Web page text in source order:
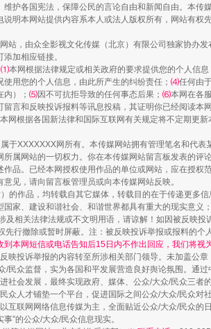
护各国宪法，保障公民的言论自由和新闻自由。本传
明本网站提供内容系本人或法人版权所有，网站有
站，由众全影视文化传媒（北京）有限公司独家协办
加相应链接。
⑴本网根据法律规定或相关政府的要求提供您的个人信息
用您的个人信息，由此所产生的纠纷责任； ⑷任何由
）； ⑸因不可抗拒导致的任何事态后果； ⑹本网在各
言和反映投诉报料等讯息投稿，其证明你已经阅读
网根据各国新法律和国际互联网有关规定将不定期更新
于XXXXXXX网所有。本传媒网站拥有管理笔名和代
属网站的一切权力。你在本传媒网站留言板发表的
品。已经本网授权使用作品的单位或网站，应在授权
见，请向留言板管理员或向本传媒网站反映。
的作品，均转载自其它媒体，转载目的在于传递更多
家、建设和谐社会、和谐世界都具有重大的现实意义
及相关法律法规或不文明用语，请谅解！如因被反映
先行撤除或暂时屏蔽。注：被反映投诉举报或报料的
到本网短信或电话告知后15日内不作出回应，我们将视
映投诉举报的内容转至所涉相关部门领导。未加盖公章
/民众监督，实为各国和平发展营造良好舆论氛围。通
社会发展，最终实现政府、媒体、公众/大众/民众三
众人才铺垫一个平台，促进国际之间公众/大众/民众
互联网网络信息传媒为主，全面贴近公众/大众/民众的
”的公众/大众/民众信息现实。